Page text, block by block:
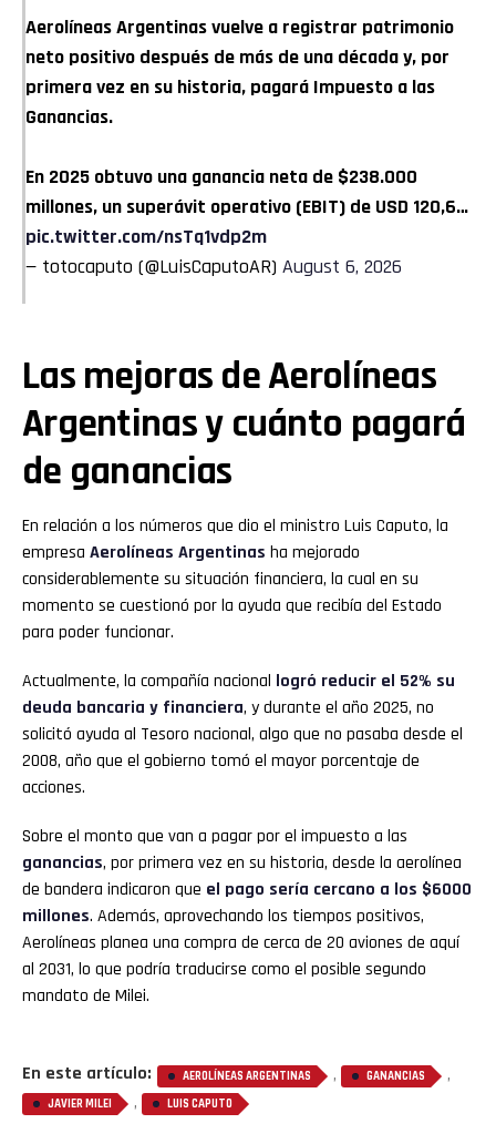
Aerolíneas Argentinas vuelve a registrar patrimonio
neto positivo después de más de una década y, por
primera vez en su historia, pagará Impuesto a las
Ganancias.
En 2025 obtuvo una ganancia neta de $238.000
millones, un superávit operativo (EBIT) de USD 120,6…
pic.twitter.com/nsTq1vdp2m
— totocaputo (@LuisCaputoAR) August 6, 2026
Las mejoras de Aerolíneas
Argentinas y cuánto pagará
de ganancias
En relación a los números que dio el ministro Luis Caputo, la
empresa Aerolíneas Argentinas ha mejorado
considerablemente su situación financiera, la cual en su
momento se cuestionó por la ayuda que recibía del Estado
para poder funcionar.
Actualmente, la compañía nacional logró reducir el 52% su
deuda bancaria y financiera, y durante el año 2025, no
solicitó ayuda al Tesoro nacional, algo que no pasaba desde el
2008, año que el gobierno tomó el mayor porcentaje de
acciones.
Sobre el monto que van a pagar por el impuesto a las
ganancias, por primera vez en su historia, desde la aerolínea
de bandera indicaron que el pago sería cercano a los $6000
millones. Además, aprovechando los tiempos positivos,
Aerolíneas planea una compra de cerca de 20 aviones de aquí
al 2031, lo que podría traducirse como el posible segundo
mandato de Milei.
En este artículo: AEROLÍNEAS ARGENTINAS , GANANCIAS ,
JAVIER MILEI , LUIS CAPUTO